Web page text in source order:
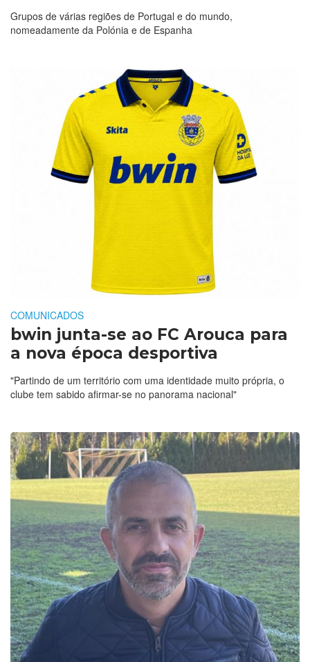
Grupos de várias regiões de Portugal e do mundo,
nomeadamente da Polónia e de Espanha
COMUNICADOS
bwin junta-se ao FC Arouca para
a nova época desportiva
"Partindo de um território com uma identidade muito própria, o
clube tem sabido afirmar-se no panorama nacional"